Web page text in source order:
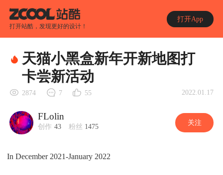
打开站酷，发现更好的设计！
打开App
天猫小黑盒新年开新地图打
卡尝新活动
2874 7 55 2022.01.17
FLolin
创作 43 粉丝 1475 关注
In December 2021-January 2022